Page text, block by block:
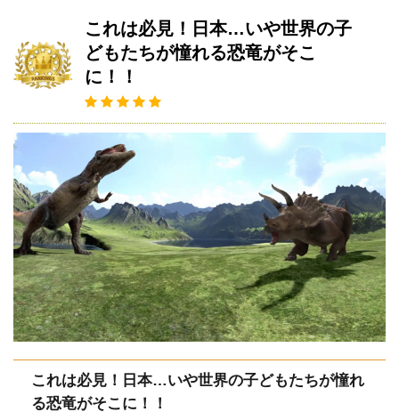
これは必見！日本…いや世界の子
どもたちが憧れる恐竜がそこ
に！！
これは必見！日本…いや世界の子どもたちが憧れ
る恐竜がそこに！！